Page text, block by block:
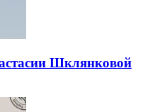
Шклянковой